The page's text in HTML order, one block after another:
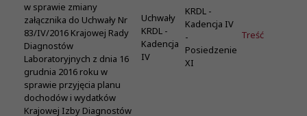
w sprawie zmiany
załącznika do Uchwały Nr
83/IV/2016 Krajowej Rady
Diagnostów
Laboratoryjnych z dnia 16
grudnia 2016 roku w
sprawie przyjęcia planu
dochodów i wydatków
Krajowej Izby Diagnostów
Uchwały
KRDL -
Kadencja
IV
KRDL -
Kadencja IV
-
Posiedzenie
XI
Treść